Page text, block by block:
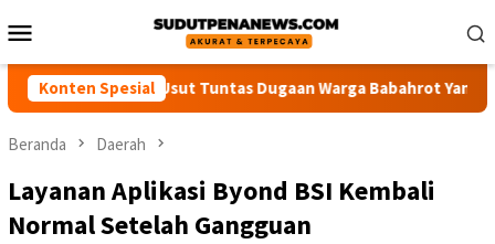
ke
Mobile
Konten Spesial
Desak Polisi Usut Tuntas Dugaan Warga Babahrot Yang Hilang
Beranda Daerah
Layanan Aplikasi Byond BSI Kembali
Normal Setelah Gangguan